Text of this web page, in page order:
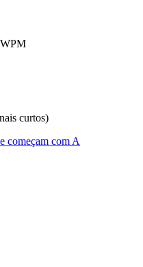
curtos)
começam com A